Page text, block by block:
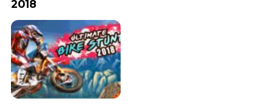
2018